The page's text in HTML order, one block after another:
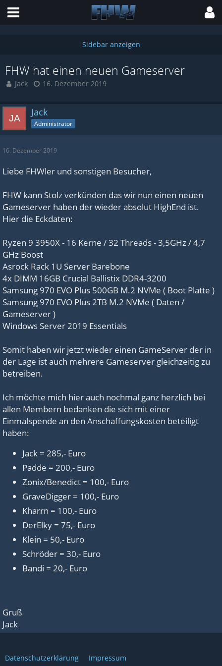
FHW hat einen neuen Gameserver
Jack 16. Dezember 2019
Jack
Administrator
16. Dezember 2019
Liebe FHWler und sonstigen Besucher,
FHW kann Stolz verkünden das wir nun einen neuen
Gameserver haben der wieder absolut HighEnd ist.
Hier die Eckdaten:
Ryzen 9 3950X - 16 Kerne / 32 Threads - 3,5GHz / 4,7
GHz Boost
Asrock Rack 1U Server Barebone
4x DIMM 16GB Crucial Ballistix DDR4-3200
Samsung 970 EVO Plus 500GB M.2 NVMe ( Boot Platte )
Samsung 970 EVO Plus 2TB M.2 NVMe ( Daten /
Gameserver )
Windows Server 2019 Essentials
Somit haben wir jetzt wieder einen GameServer der in
der Lage ist auch mehrere Gameserver gleichzeitig zu
betreiben.
Ich möchte mich hier auch nochmal ganz herzlich bei
allen Membern bedanken die sich mit einer
Einmalspende an den Anschaffungskosten beteiligt
haben:
Jack = 285,- Euro
Padde = 200,- Euro
Zonix/Benedict = 100,- Euro
GraveDigger = 100,- Euro
Kharrn = 100,- Euro
DerElky = 75,- Euro
Klein = 50,- Euro
Schröder = 30,- Euro
Bandi = 20,- Euro
Gruß
Jack
Datenschutzerklärung Impressum